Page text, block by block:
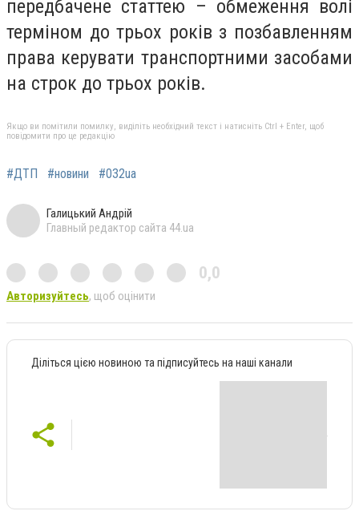
передбачене статтею – обмеження волі
терміном до трьох років з позбавленням
права керувати транспортними засобами
на строк до трьох років.
Якщо ви помітили помилку, виділіть необхідний текст і натисніть Ctrl + Enter, щоб
повідомити про це редакцію
#ДТП #новини #032ua
Галицький Андрій
Главный редактор сайта 44.ua
0,0
Авторизуйтесь, щоб оцінити
Діліться цією новиною та підписуйтесь на наші канали